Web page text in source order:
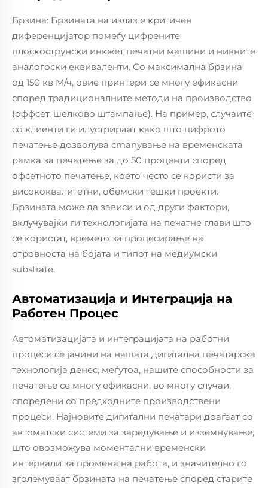
Брзина: Брзината на излаз е критичен
диференцијатор помеѓу цифрените
плоскострунски инкжет печатни машини и нивните
аналогоски еквиваленти. Со максимална брзина
од 150 кв М/ч, овие принтери се многу ефикасни
според традиционалните методи на производство
(оффсет, шелково штампање). На пример, случаите
со клиенти ги илустрираат како што цифрото
печатење дозволува сmanување на временската
рамка за печатење за до 50 проценти според
офсетното печатење, което често се користи за
висококвалитетни, обемски тешки проекти.
Брзината може да зависи и од други фактори,
вклучувајќи ги технологијата на печатне глави што
се користат, времето за процесирање на
отровноста на бојата и типот на медиумски
substrate.
Автоматизација и Интеграција на
Работен Процес
Автоматизацијата и интеграцијата на работни
процеси се јачини на нашата дигитална печатарска
технологија денес; меѓутоа, нашите способности за
печатење се многу ефикасни, во многу случаи,
споредени со предходните производствени
процеси. Најновите дигитални печатари доаѓаат со
автоматски системи за заредување и изземнување,
што овозможува моментални временски
интервали за промена на работа, и значително го
зголемуваат брзината на печатење според старите